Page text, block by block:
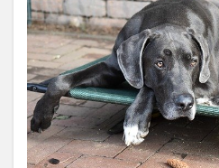
背
の
高
い
犬
フ
レ
ディ
3